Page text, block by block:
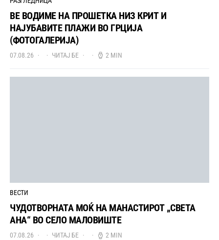
ВЕ ВОДИМЕ НА ПРОШЕТКА НИЗ КРИТ И
НАЈУБАВИТЕ ПЛАЖИ ВО ГРЦИЈА
(ФОТОГАЛЕРИЈА)
07.08.26 ЧИТАЈ БЕ 2 MIN
ВЕСТИ
ЧУДОТВОРНАТА МОЌ НА МАНАСТИРОТ „СВЕТА
АНА“ ВО СЕЛО МАЛОВИШТЕ
07.08.26 ЧИТАЈ БЕ 2 MIN